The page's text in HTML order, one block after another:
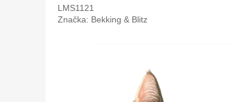
LMS1121
Značka: Bekking & Blitz